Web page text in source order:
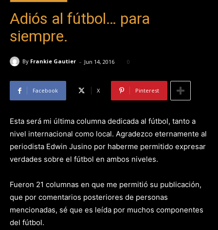
Adiós al fútbol… para
siempre.
By Frankie Gautier - Jun 14, 2016 0
Facebook X Pinterest
Esta será mi última columna dedicada al fútbol, tanto a
nivel internacional como local. Agradezco eternamente al
periodista Edwin Jusino por haberme permitido expresar
verdades sobre el fútbol en ambos niveles.
Fueron 21 columnas en que me permitió su publicación,
que por comentarios posteriores de personas
mencionadas, sé que es leída por muchos componentes
del fútbol.